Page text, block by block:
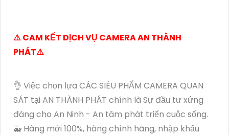
⚠️ CAM KẾT DỊCH VỤ CAMERA AN THÀNH
PHÁT⚠️
👌 Việc chọn lựa CÁC SIÊU PHẨM CAMERA QUAN
SÁT tại AN THÀNH PHÁT chính là Sự đầu tư xứng
đáng cho An Ninh - An tâm phát triển cuộc sống.
🐳 Hàng mới 100%, hàng chính hãng, nhập khẩu